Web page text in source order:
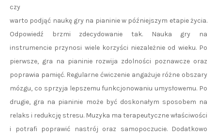
czy
warto podjąć naukę gry na pianinie w późniejszym etapie życia.
Odpowiedź brzmi zdecydowanie tak. Nauka gry na
instrumencie przynosi wiele korzyści niezależnie od wieku. Po
pierwsze, gra na pianinie rozwija zdolności poznawcze oraz
poprawia pamięć. Regularne ćwiczenie angażuje różne obszary
mózgu, co sprzyja lepszemu funkcjonowaniu umysłowemu. Po
drugie, gra na pianinie może być doskonałym sposobem na
relaks i redukcję stresu. Muzyka ma terapeutyczne właściwości
i potrafi poprawić nastrój oraz samopoczucie. Dodatkowo